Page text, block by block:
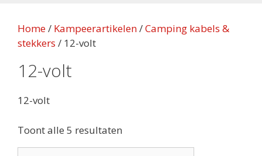
Home/ Kampeerartikelen/Camping kabels &
stekkers / 12-volt
12-volt
12-volt
Toont alle 5 resultaten